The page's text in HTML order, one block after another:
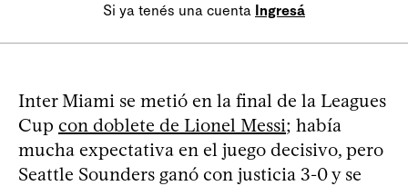
Si ya tenés una cuenta Ingresá
Inter Miami se metió en la final de la Leagues
Cup con doblete de Lionel Messi; había
mucha expectativa en el juego decisivo, pero
Seattle Sounders ganó con justicia 3-0 y se